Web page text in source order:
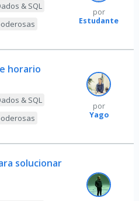
& SQL
por
Estudante
horario
& SQL
por
Yago
solucionar